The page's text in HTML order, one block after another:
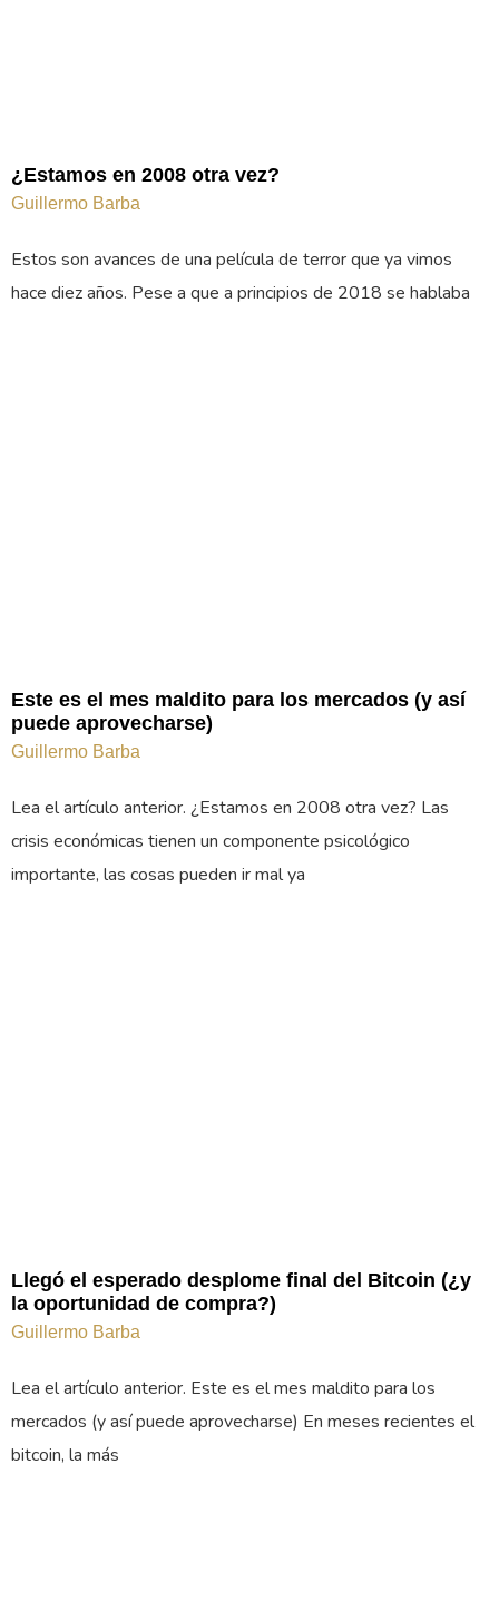
¿Estamos en 2008 otra vez?
Guillermo Barba
Estos son avances de una película de terror que ya vimos
hace diez años. Pese a que a principios de 2018 se hablaba
Este es el mes maldito para los mercados (y así
puede aprovecharse)
Guillermo Barba
Lea el artículo anterior. ¿Estamos en 2008 otra vez? Las
crisis económicas tienen un componente psicológico
importante, las cosas pueden ir mal ya
Llegó el esperado desplome final del Bitcoin (¿y
la oportunidad de compra?)
Guillermo Barba
Lea el artículo anterior. Este es el mes maldito para los
mercados (y así puede aprovecharse) En meses recientes el
bitcoin, la más